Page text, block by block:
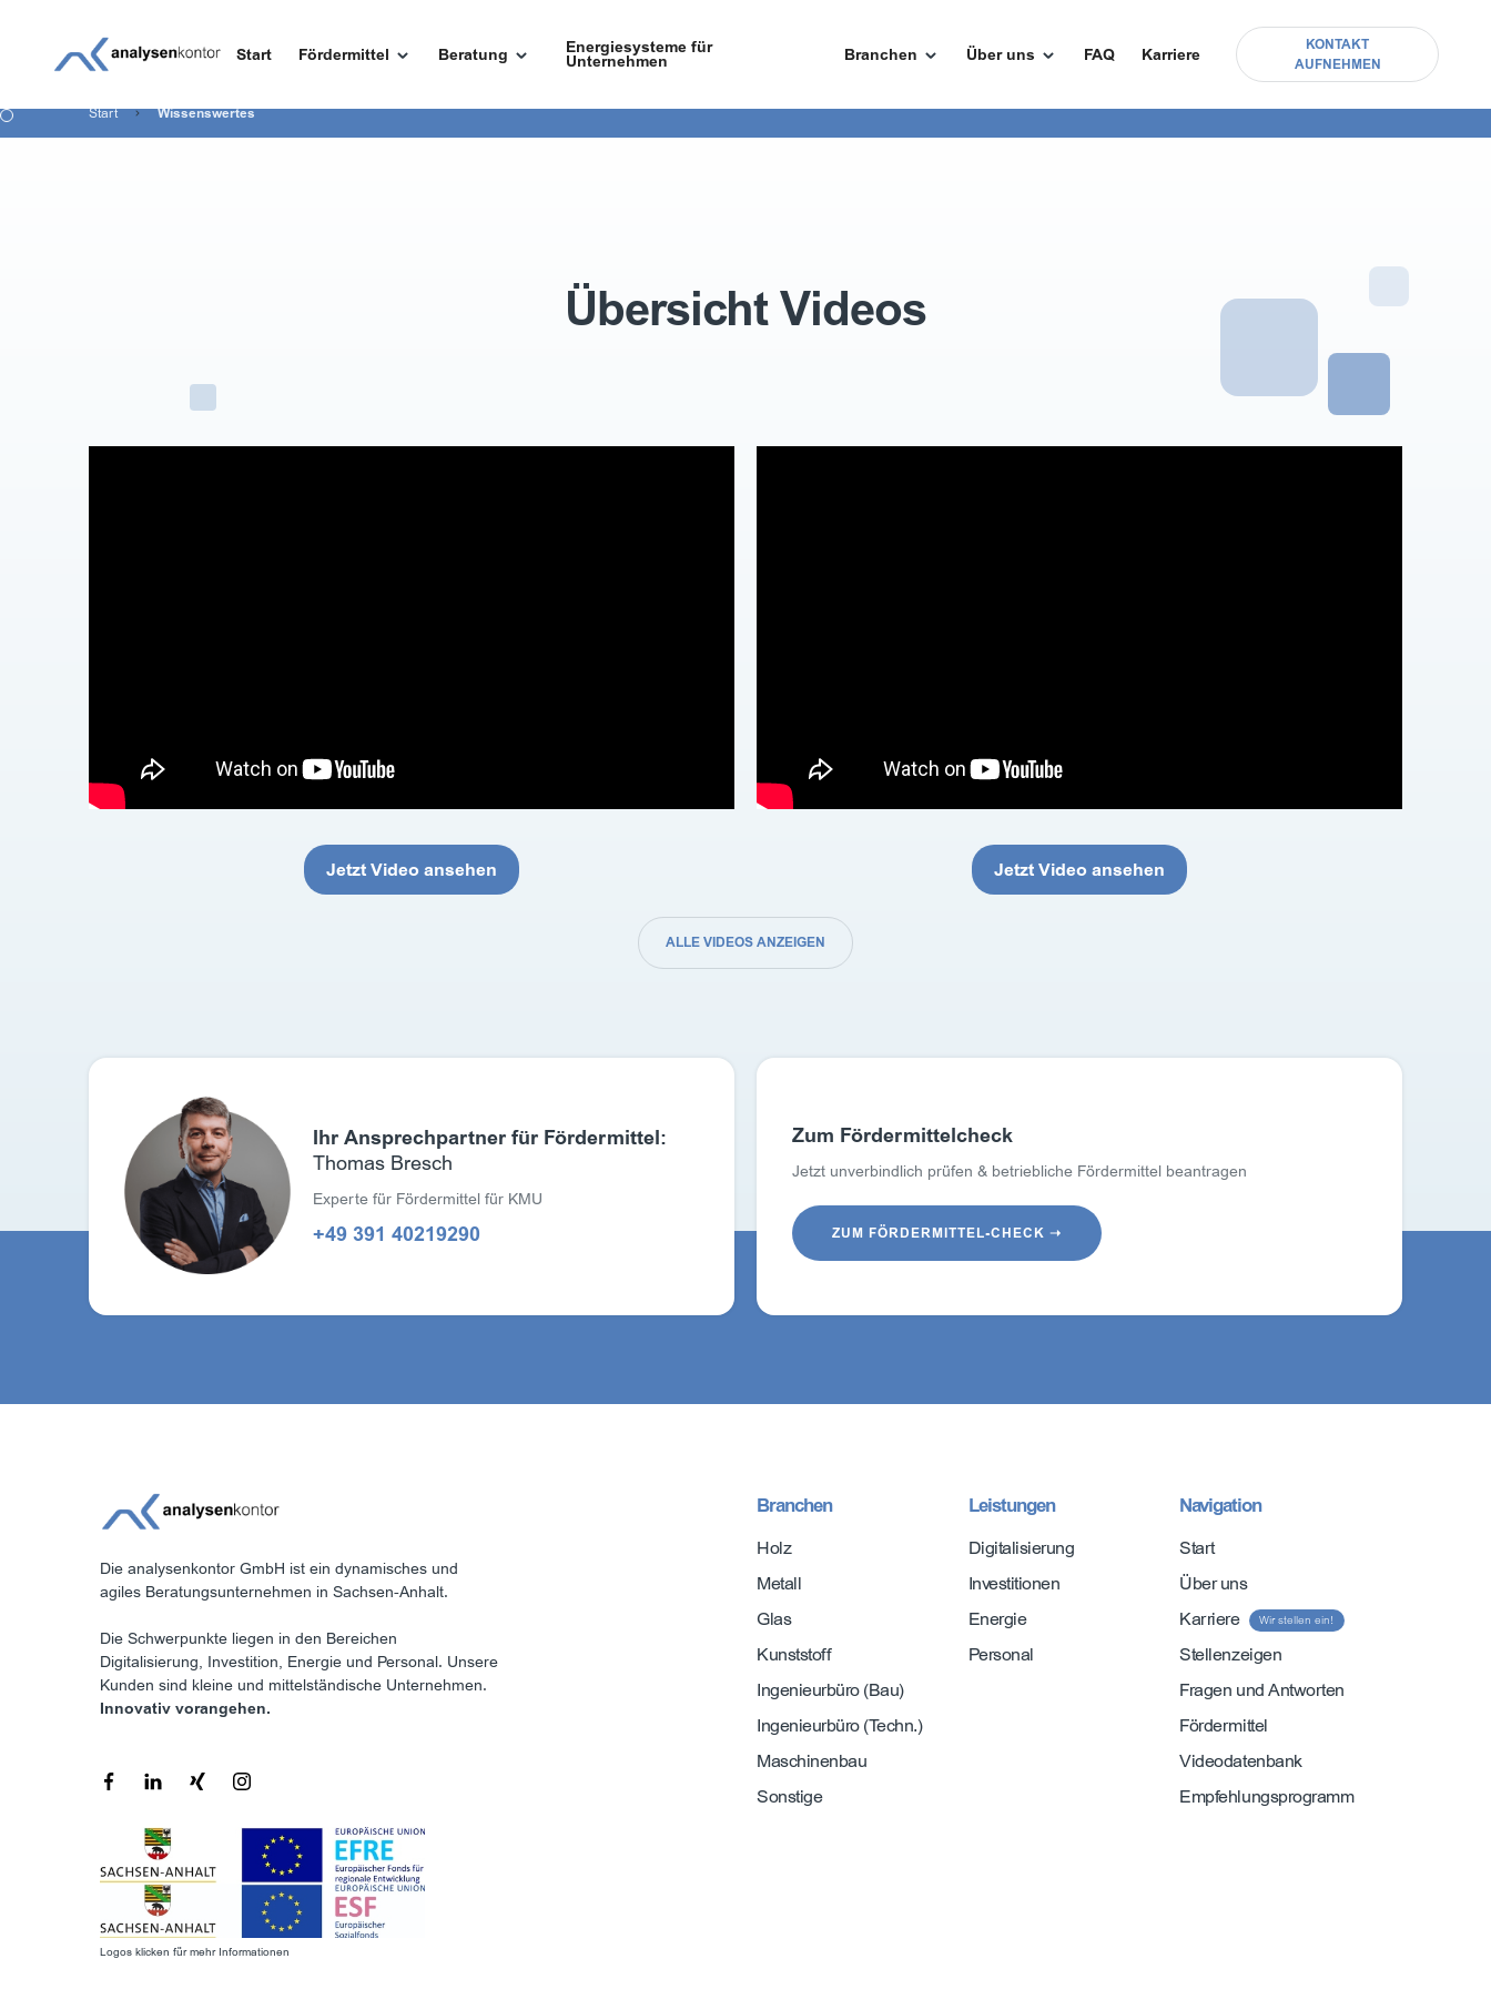
Start Fördermittel Beratung Energiesysteme für
Unternehmen Branchen Über uns FAQ Karriere
KONTAKT
AUFNEHMEN
Start Wissenswertes
Übersicht Videos
Jetzt Video ansehen Jetzt Video ansehen
ALLE VIDEOS ANZEIGEN
Ihr Ansprechpartner für Fördermittel:
Thomas Bresch
Experte für Fördermittel für KMU
+49 391 40219290
Zum Fördermittelcheck
Jetzt unverbindlich prüfen & betriebliche Fördermittel beantragen
ZUM FÖRDERMITTEL-CHECK ➝
Die analysenkontor GmbH ist ein dynamisches und
agiles Beratungsunternehmen in Sachsen-Anhalt.
Die Schwerpunkte liegen in den Bereichen
Digitalisierung, Investition, Energie und Personal. Unsere
Kunden sind kleine und mittelständische Unternehmen.
Innovativ vorangehen.
Logos klicken für mehr Informationen
Branchen
Holz
Metall
Glas
Kunststoff
Ingenieurbüro (Bau)
Ingenieurbüro (Techn.)
Maschinenbau
Sonstige
Leistungen
Digitalisierung
Investitionen
Energie
Personal
Navigation
Start
Über uns
Karriere
Wir stellen ein!
Stellenzeigen
Fragen und Antworten
Fördermittel
Videodatenbank
Empfehlungsprogramm